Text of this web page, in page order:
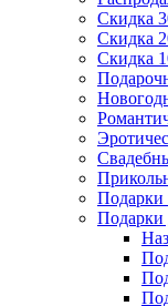
Скидка
Скидка
Скидка
Подарки
Подарки